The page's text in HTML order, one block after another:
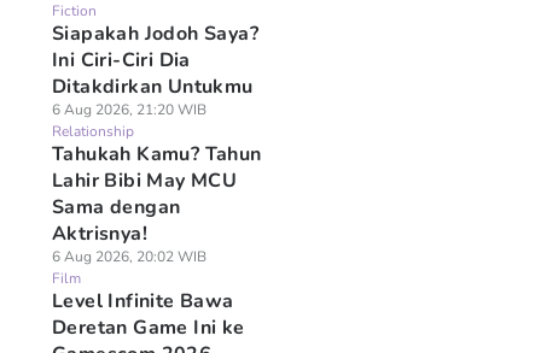
Fiction
Siapakah Jodoh Saya?
Ini Ciri-Ciri Dia
Ditakdirkan Untukmu
6 Aug 2026, 21:20 WIB
Relationship
Tahukah Kamu? Tahun
Lahir Bibi May MCU
Sama dengan
Aktrisnya!
6 Aug 2026, 20:02 WIB
Film
Level Infinite Bawa
Deretan Game Ini ke